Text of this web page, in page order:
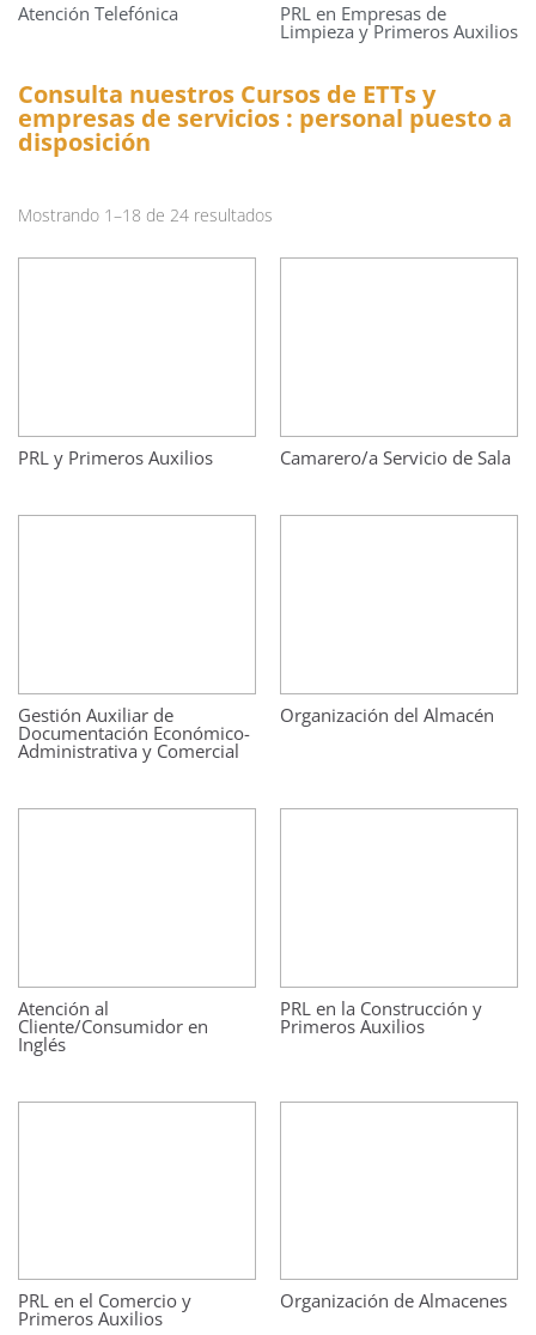
Atención Telefónica PRL en Empresas de
Limpieza y Primeros Auxilios
Consulta nuestros Cursos de ETTs y
empresas de servicios : personal puesto a
disposición
Mostrando 1–18 de 24 resultados
PRL y Primeros Auxilios Camarero/a Servicio de Sala
Gestión Auxiliar de
Documentación Económico-
Administrativa y Comercial
Organización del Almacén
Atención al
Cliente/Consumidor en
Inglés
PRL en la Construcción y
Primeros Auxilios
PRL en el Comercio y
Primeros Auxilios
Organización de Almacenes